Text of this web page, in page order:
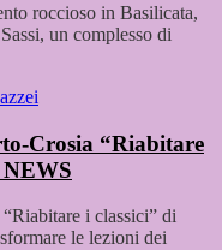
roccioso in Basilicata,
un complesso di
Crosia “Riabitare
NEWS
i classici” di
le lezioni dei